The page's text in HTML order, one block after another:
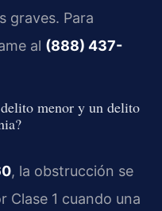
graves. Para
al (888) 437-
menor y un delito
, la obstrucción se
Clase 1 cuando una